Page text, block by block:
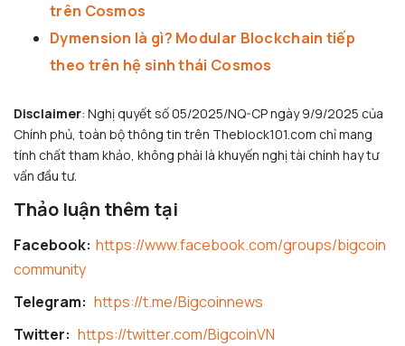
trên Cosmos
Dymension là gì? Modular Blockchain tiếp
theo trên hệ sinh thái Cosmos
Disclaimer: Nghị quyết số 05/2025/NQ-CP ngày 9/9/2025 của
Chính phủ, toàn bộ thông tin trên Theblock101.com chỉ mang
tính chất tham khảo, không phải là khuyến nghị tài chính hay tư
vấn đầu tư.
Thảo luận thêm tại
Facebook: https://www.facebook.com/groups/bigcoin
community
Telegram: https://t.me/Bigcoinnews
Twitter: https://twitter.com/BigcoinVN